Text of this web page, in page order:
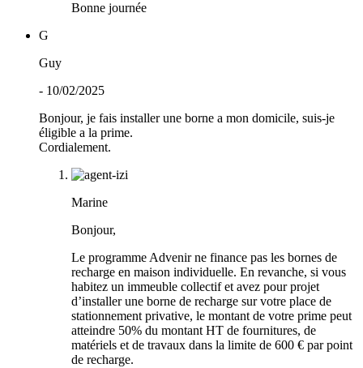
Bonne journée
G
Guy
- 10/02/2025
Bonjour, je fais installer une borne a mon domicile, suis-je
éligible a la prime.
Cordialement.
Marine
Bonjour,
Le programme Advenir ne finance pas les bornes de
recharge en maison individuelle. En revanche, si vous
habitez un immeuble collectif et avez pour projet
d’installer une borne de recharge sur votre place de
stationnement privative, le montant de votre prime peut
atteindre 50% du montant HT de fournitures, de
matériels et de travaux dans la limite de 600 € par point
de recharge.